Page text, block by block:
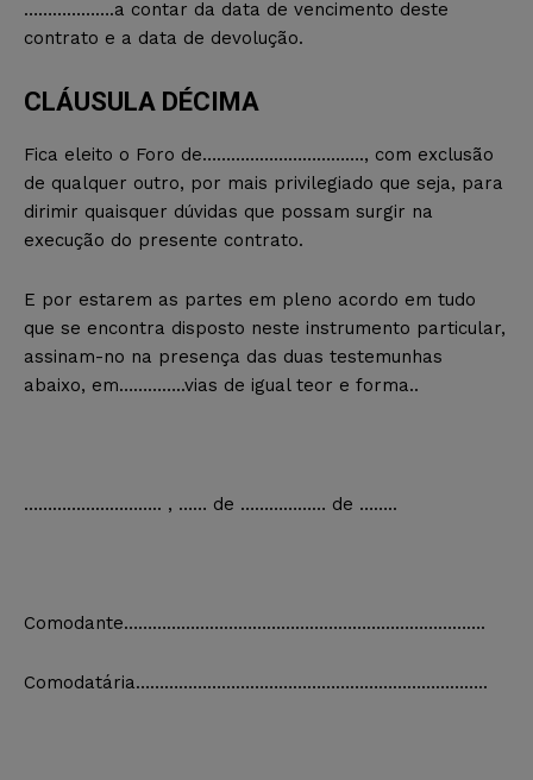
……………….a contar da data de vencimento deste
contrato e a data de devolução.
CLÁUSULA DÉCIMA
Fica eleito o Foro de……………………………., com exclusão
de qualquer outro, por mais privilegiado que seja, para
dirimir quaisquer dúvidas que possam surgir na
execução do presente contrato.
E por estarem as partes em pleno acordo em tudo
que se encontra disposto neste instrumento particular,
assinam-no na presença das duas testemunhas
abaixo, em…………..vias de igual teor e forma..
……………………….. , …… de ……………… de ……..
Comodante………………………………………………………………….
Comodatária………………………………………………………………..